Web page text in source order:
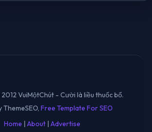
VuiMộtChút - Cười là liều thuốc bổ.
ThemeSEO, Free Template For SEO
Home | About | Advertise